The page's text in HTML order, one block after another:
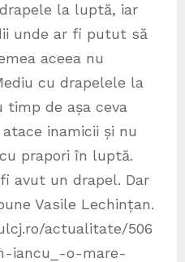
la luptă, iar
unde ar fi putut să
aceea nu
cu drapelele la
timp de așa ceva
inamicii și nu
prapori în luptă.
avut un drapel. Dar
Vasile Lechințan.
actualitate/506
iancu_-o-mare-